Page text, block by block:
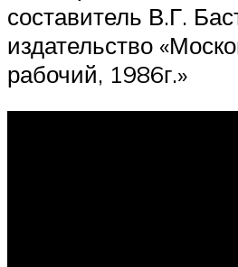
составитель В.Г.
издательство
рабочий, 1986г.»